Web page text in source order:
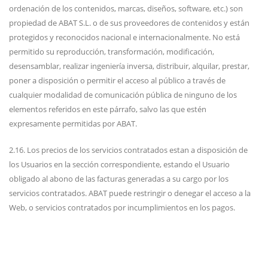
ordenación de los contenidos, marcas, diseños, software, etc.) son
propiedad de ABAT S.L. o de sus proveedores de contenidos y están
protegidos y reconocidos nacional e internacionalmente. No está
permitido su reproducción, transformación, modificación,
desensamblar, realizar ingeniería inversa, distribuir, alquilar, prestar,
poner a disposición o permitir el acceso al público a través de
cualquier modalidad de comunicación pública de ninguno de los
elementos referidos en este párrafo, salvo las que estén
expresamente permitidas por ABAT.
2.16. Los precios de los servicios contratados estan a disposición de
los Usuarios en la sección correspondiente, estando el Usuario
obligado al abono de las facturas generadas a su cargo por los
servicios contratados. ABAT puede restringir o denegar el acceso a la
Web, o servicios contratados por incumplimientos en los pagos.